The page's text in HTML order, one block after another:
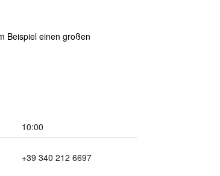
Beispiel einen großen
10:00
+39 340 212 6697